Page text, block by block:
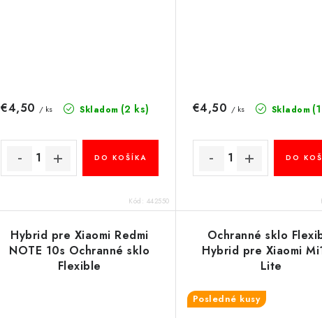
Skladom (2 ks)
€4,50 / ks
DO KOŠÍKA
Kód: 442550
Skladom
€4,50 / ks
DO
Hybrid pre Xiaomi Redmi
NOTE 10s Ochranné sklo
Flexible
Ochranné sklo
Hybrid pre Xiaomi
Lite
Posledné kusy